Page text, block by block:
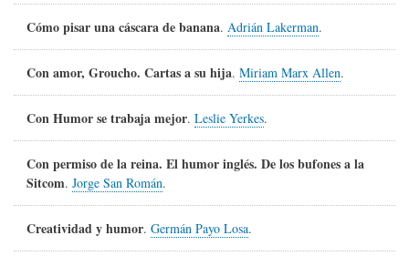
Cómo pisar una cáscara de banana. Adrián Lakerman.
Con amor, Groucho. Cartas a su hija. Miriam Marx Allen.
Con Humor se trabaja mejor. Leslie Yerkes.
Con permiso de la reina. El humor inglés. De los bufones a la
Sitcom. Jorge San Román.
Creatividad y humor. Germán Payo Losa.